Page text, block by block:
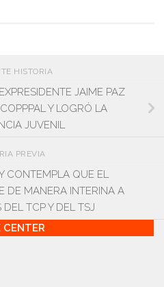
HISTORIA
JAIME PAZ
Y LOGRÓ LA
JUVENIL
PREVIA
CONTEMPLA QUE EL
DE MANERA INTERINA A
TCP Y DEL TSJ
CENTER